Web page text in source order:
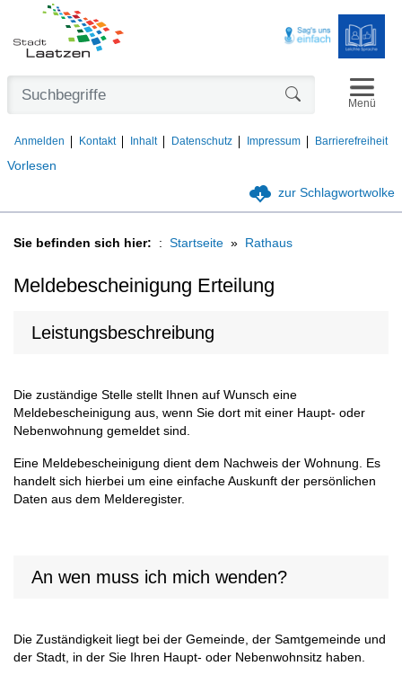
Vorlesen
Anmelden Kontakt Inhalt Datenschutz Impressum Barrierefreiheit
Menü
zur Schlagwortwolke
Sie befinden sich hier: Startseite Rathaus
Meldebescheinigung Erteilung
Leistungsbeschreibung
Die zuständige Stelle stellt Ihnen auf Wunsch eine
Meldebescheinigung aus, wenn Sie dort mit einer Haupt- oder
Nebenwohnung gemeldet sind.
Eine Meldebescheinigung dient dem Nachweis der Wohnung. Es
handelt sich hierbei um eine einfache Auskunft der persönlichen
Daten aus dem Melderegister.
An wen muss ich mich wenden?
Die Zuständigkeit liegt bei der Gemeinde, der Samtgemeinde und
der Stadt, in der Sie Ihren Haupt- oder Nebenwohnsitz haben.